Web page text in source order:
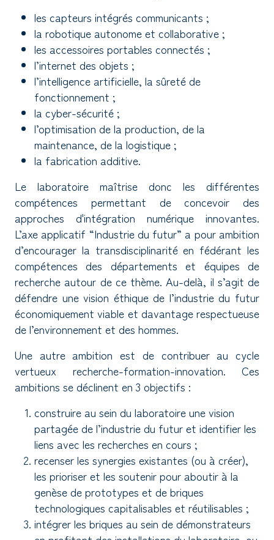
les capteurs intégrés communicants ;
la robotique autonome et collaborative ;
les accessoires portables connectés ;
l’internet des objets ;
l’intelligence artificielle, la sûreté de
fonctionnement ;
la cyber-sécurité ;
l’optimisation de la production, de la
maintenance, de la logistique ;
la fabrication additive.
Le laboratoire maîtrise donc les différentes
compétences permettant de concevoir des
approches d'intégration numérique innovantes.
L’axe applicatif “Industrie du futur” a pour ambition
d’encourager la transdisciplinarité en fédérant les
compétences des départements et équipes de
recherche autour de ce thème. Au-delà, il s’agit de
défendre une vision éthique de l’industrie du futur
économiquement viable et davantage respectueuse
de l’environnement et des hommes.
Une autre ambition est de contribuer au cycle
vertueux recherche-formation-innovation. Ces
ambitions se déclinent en 3 objectifs :
construire au sein du laboratoire une vision
partagée de l’industrie du futur et identifier les
liens avec les recherches en cours ;
recenser les synergies existantes (ou à créer),
les prioriser et les soutenir pour aboutir à la
genèse de prototypes et de briques
technologiques capitalisables et réutilisables ;
intégrer les briques au sein de démonstrateurs